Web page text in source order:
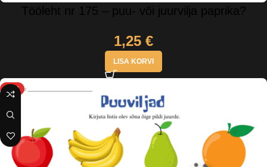
Tööleht nr 175 – puu- või juurvilja paprika?
1,25 €
LISA KORVI
HOT